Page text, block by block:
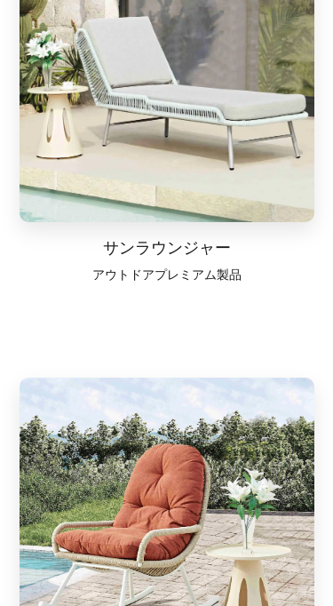
サンラウンジャー
アウトドアプレミアム製品